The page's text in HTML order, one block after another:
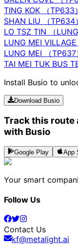
TING KOK （TP633）
SHAN LIU （TP634）
LO TSZ TIN （
LUNG MEI VILLAGE
LUNG MEI （TP637
TAI MEI TUK BUS
Install Busio to
Download Busio
Track this route
with Busio
Google Play App
Your smart
Follow Us
Contact Us
kf@metalight.ai